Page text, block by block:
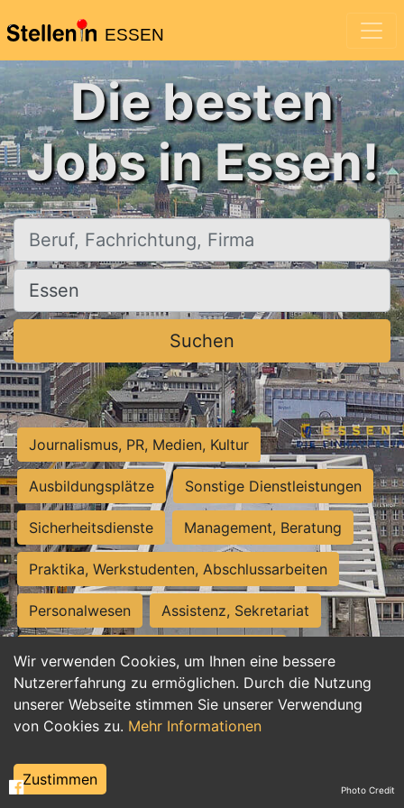
ESSEN
Wir verwenden Cookies, um Ihnen eine bessere
Nutzererfahrung zu ermöglichen. Durch die Nutzung
unserer Webseite stimmen Sie unserer Verwendung
von Cookies zu. Mehr Informationen
Zustimmen
Die besten
Jobs in Essen!
Beruf, Fachrichtung, Firma
Ort, Stadt
Suchen
Journalismus, PR, Medien, Kultur
Ausbildungsplätze Sonstige Dienstleistungen
Sicherheitsdienste Management, Beratung
Praktika, Werkstudenten, Abschlussarbeiten
Personalwesen Assistenz, Sekretariat
Hilfskräfte, Aushilfs- und Nebenjobs
Einkauf, Logistik, Materialwirtschaft
Weiterbildung, Studium, duale Ausbildung
Tourismus
Photo Credit